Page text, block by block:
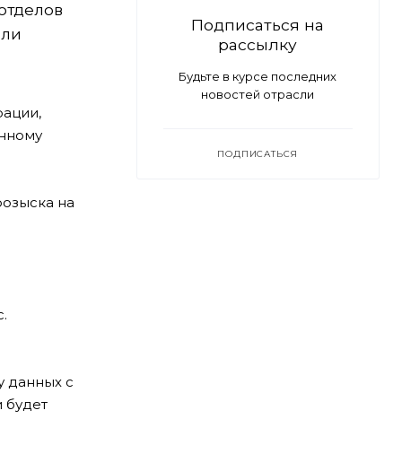
на
данных с
будет
Подписаться на
рассылку
Будьте в курсе последних
новостей отрасли
ПОДПИСАТЬСЯ